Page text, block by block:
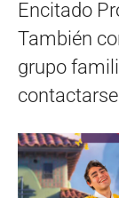
Encitado
También
grupo